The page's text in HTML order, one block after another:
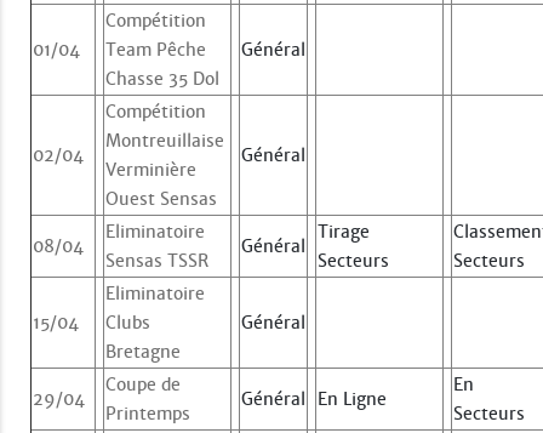
01/04
Compétition
Team Pêche
Chasse 35 Dol
Général
02/04
Compétition
Montreuillaise
Verminière
Ouest Sensas
Général
08/04
Eliminatoire
Sensas TSSR
Général
Tirage
Secteurs
Secteurs
15/04
Eliminatoire
Clubs
Bretagne
Général
29/04
Coupe de
Printemps
Général En Ligne
En
Secteurs